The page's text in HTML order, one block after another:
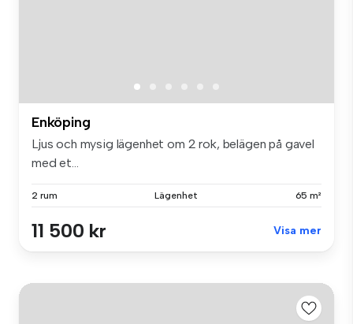
Enköping
Ljus och mysig lägenhet om 2 rok, belägen på gavel
med et...
2 rum Lägenhet 65 m²
11 500 kr Visa mer